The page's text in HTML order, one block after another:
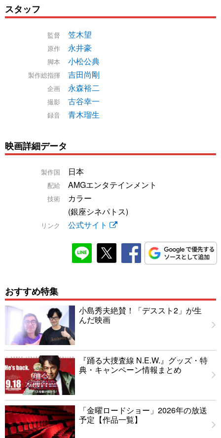
スタッフ
監督 笠木望
原作 永井豪
脚本 小松公典
製作総指揮 吉田尚剛
企画 永森裕二
撮影 古谷幸一
録音 青木瑠生
映画詳細データ
製作国 日本
配給 AMGエンタテインメント
技術
カラー
(銀座シネパトス)
リンク 公式サイト
おすすめ特集
小島秀夫絶賛！「デススト2」が生
んだ映画
『踊る大捜査線 N.E.W.』グッズ・特
典・キャンペーン情報まとめ
「金曜ロードショー」2026年の放送
予定【作品一覧】